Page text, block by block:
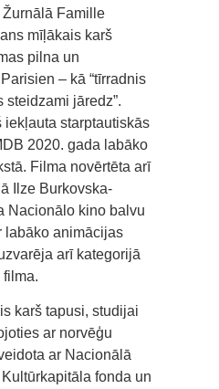
Famille
mīļākais karš
pilna un
– kā “tīrradnis
steidzami jāredz”.
iekļauta starptautiskās
2020. gada labāko
Filma novērtēta arī
Ilze Burkovska-
Nacionālo kino balvu
labāko animācijas
arī kategorijā
filma.
karš tapusi, studijai
ar norvēģu
ar Nacionālā
fonda un